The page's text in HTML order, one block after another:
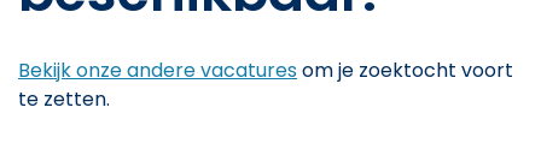
Bekijk onze andere vacaturesom je zoektocht voort
te zetten.